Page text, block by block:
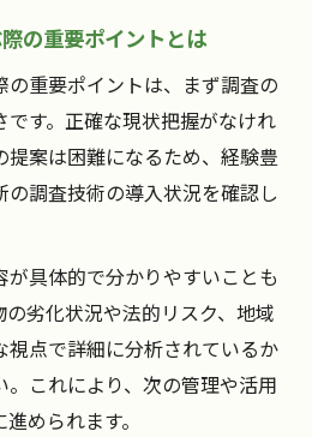
空き家調査の実情
門会社へ依頼するメリット
で実際に行われる工程とは
の報告書や提案内容を比較
時の業務委託契約の注意点
業務委託が広がる背景
の重要ポイントとは
重要ポイントは、まず調査の
す。正確な現状把握がなけれ
案は困難になるため、経験豊
調査技術の導入状況を確認し
が具体的で分かりやすいことも
劣化状況や法的リスク、地域
点で詳細に分析されているか
これにより、次の管理や活用
められます。